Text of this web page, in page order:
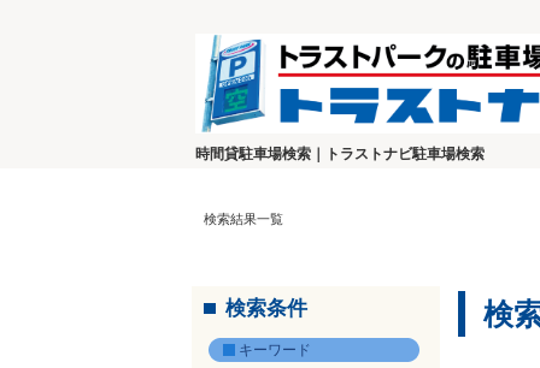
時間貸駐車場検索｜トラストナビ駐車場検索
検索結果一覧
検索条件
キーワード
検